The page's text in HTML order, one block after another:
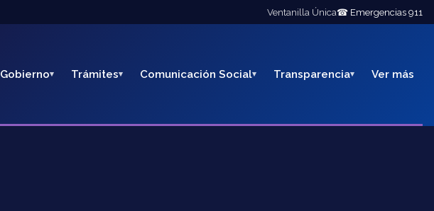
Ventanilla Única☎ Emergencias 911
Gobierno Trámites Comunicación Social Transparencia Ver más